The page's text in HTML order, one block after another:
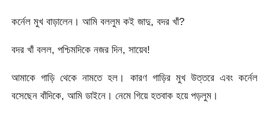
কর্নেল মুখ বাড়ালেন। আমি বললুম কই জাদু, বদর খাঁ?
বদর খাঁ বলল, পশ্চিমদিকে নজর দিন, সায়েব!
আমাকে গাড়ি থেকে নামতে হল। কারণ গাড়ির মুখ উত্তরে এবং কর্নেল
বসেছেন বাঁদিকে, আমি ডাইনে। নেমে গিয়ে হতবাক হয়ে পড়লুম।